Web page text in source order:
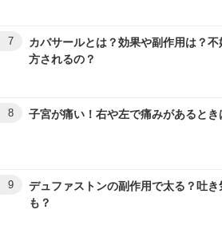
7
カバサールとは？効果や副作用は？
方されるの？
8 子宮が痛い！右や左で痛みがあるとき
9
デュファストンの副作用で太る？吐き
も？